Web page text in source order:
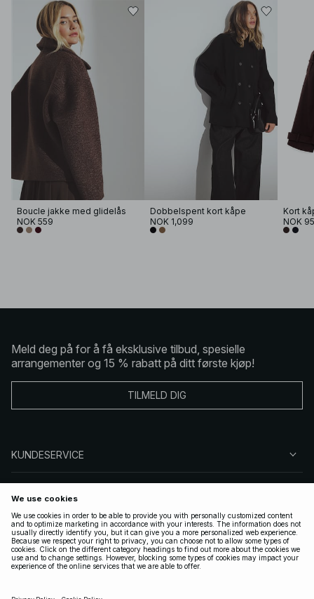
Boucle jakke med glidelås
NOK 559
Dobbelspent kort kåpe
NOK 1,099
NOK
Meld deg på for å få eksklusive tilbud, spesielle
arrangementer og 15 % rabatt på ditt første kjøp!
TILMELD DIG
KUNDESERVICE
FØLG OSS
LOVLIG